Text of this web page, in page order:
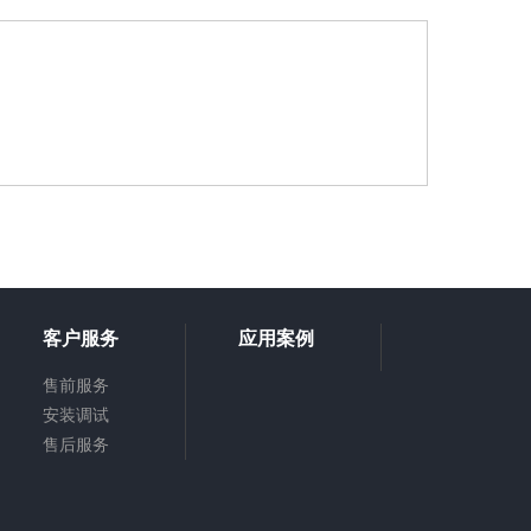
客户服务
售前服务
安装调试
售后服务
应用案例